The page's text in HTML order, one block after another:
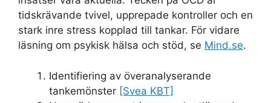
tidskrävande tvivel, upprepade kontroller och en
stark inre stress kopplad till tankar. För vidare
läsning om psykisk hälsa och stöd, se Mind.se.
Identifiering av överanalyserande
tankemönster [Svea KBT]